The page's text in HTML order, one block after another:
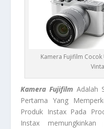
Kamera Fujifilm
Kamera Fujifilm Adalah
Pertama Yang
Produk Instax Pada
Instax